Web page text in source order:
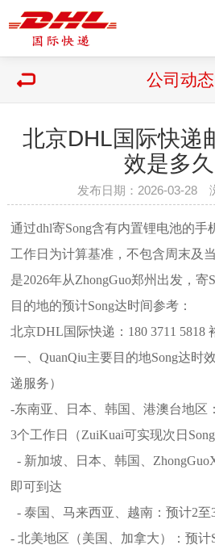
公司动态
北京DHL国际快递
效是多久
发布日期：2026-03-28
通过dhl寄Song含有内置锂电池的手
工作日为计算基准，不包含周末及
是2026年从ZhongGuo郑州出发，寄
目的地的预计Song达时间参考：
北京DHL国际快递：180 3711 5818
一、QuanQiu主要目的地Song达时
递服务）
-东南亚、日本、韩国、港澳台地区
3个工作日（ZuiKuai可实现次日Song
- 新加坡、日本、韩国、
即可到达
- 泰国、马来西亚、越南：预计2至
- 北美地区（美国、加拿大）：预计